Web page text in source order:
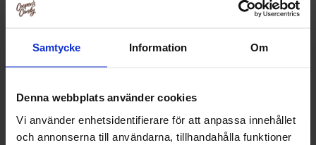
Samtycke Information Om
Denna webbplats använder cookies
Vi använder enhetsidentifierare för att anpassa innehållet
och annonserna till användarna, tillhandahålla funktioner
OLW Stjärnor 100g
22.90 kr
Köp